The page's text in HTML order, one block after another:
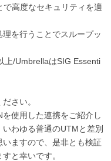
高度なセキュリティを適
を行うことでスループッ
/UmbrellaはSIG Essenti
さい。
使用した連携をご紹介し
わゆる普通のUTMと差別
ますので、是非とも検証
と幸いです。